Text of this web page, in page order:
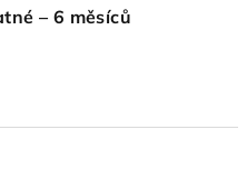
– 6 měsíců